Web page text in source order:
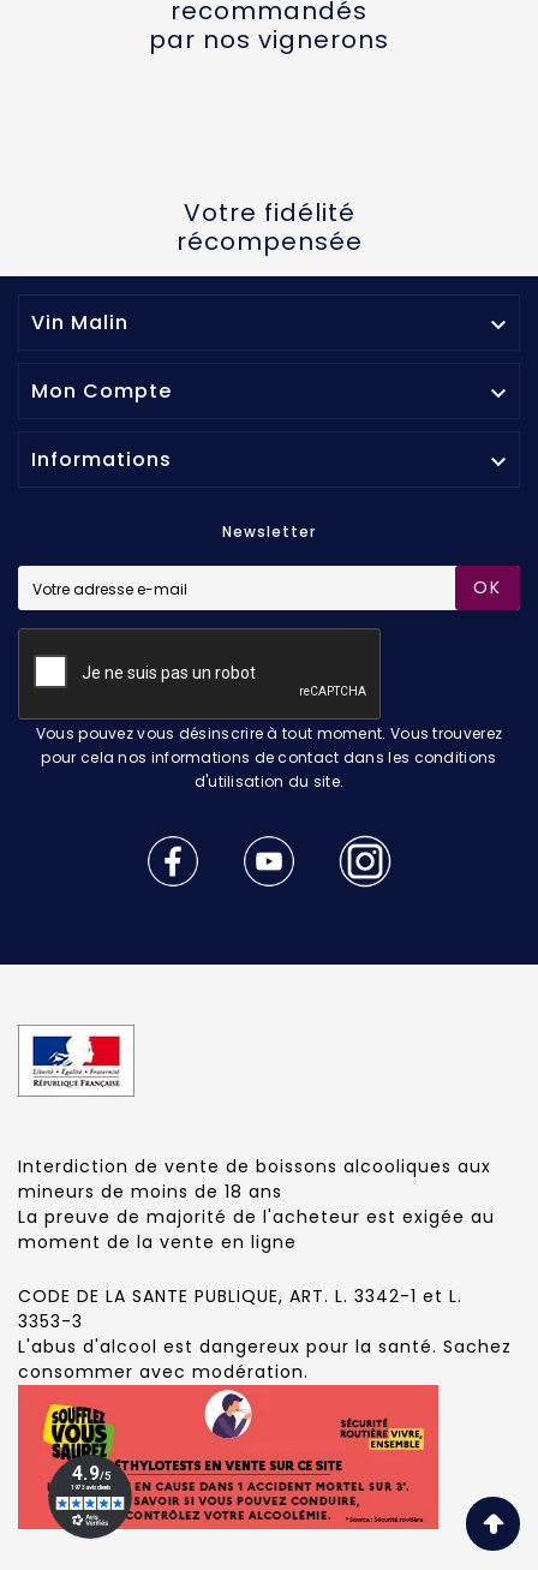
recommandés
par nos vignerons
Votre fidélité
récompensée
Vin Malin 
Mon Compte 
Informations 
Newsletter
OK
Vous pouvez vous désinscrire à tout moment. Vous trouverez
pour cela nos informations de contact dans les conditions
d'utilisation du site.
Interdiction de vente de boissons alcooliques aux
mineurs de moins de 18 ans
La preuve de majorité de l'acheteur est exigée au
moment de la vente en ligne
CODE DE LA SANTE PUBLIQUE, ART. L. 3342-1 et L.
3353-3
L'abus d'alcool est dangereux pour la santé. Sachez
consommer avec modération.